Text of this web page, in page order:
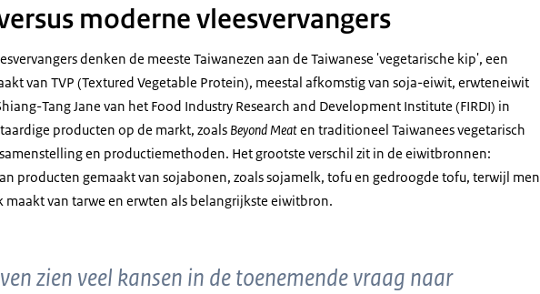
moderne vleesvervangers
denken de meeste Taiwanezen aan de Taiwanese 'vegetarische kip', een
van TVP (Textured Vegetable Protein), meestal afkomstig van soja-eiwit, erwteneiwit
Tang Jane van het Food Industry Research and Development Institute (FIRDI) in
producten op de markt, zoals Beyond Meaten traditioneel Taiwanees vegetarisch
en productiemethoden. Het grootste verschil zit in de eiwitbronnen:
producten gemaakt van sojabonen, zoals sojamelk, tofu en gedroogde tofu, terwijl men
maakt van tarwe en erwten als belangrijkste eiwitbron.
zien veel kansen in de toenemende vraag naar